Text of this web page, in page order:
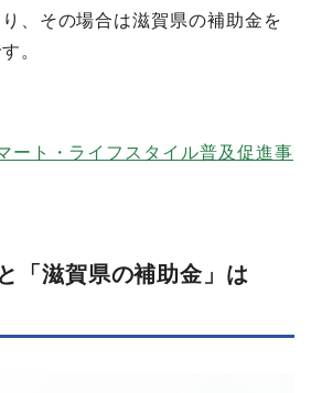
、その場合は滋賀県の補助金を
。
ート・ライフスタイル普及促進事
「滋賀県の​補助金」は​